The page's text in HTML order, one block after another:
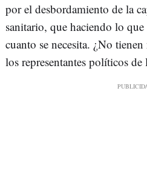
por el desbordamiento de la
sanitario, que haciendo lo
cuanto se necesita. ¿No
los representantes políticos de